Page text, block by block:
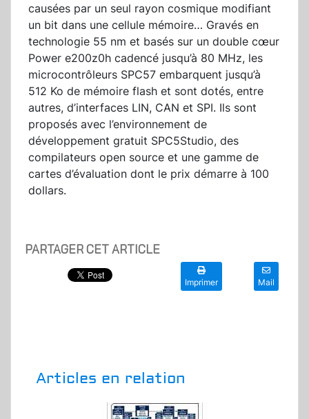
causées par un seul rayon cosmique modifiant
un bit dans une cellule mémoire… Gravés en
technologie 55 nm et basés sur un double cœur
Power e200z0h cadencé jusqu’à 80 MHz, les
microcontrôleurs SPC57 embarquent jusqu’à
512 Ko de mémoire flash et sont dotés, entre
autres, d’interfaces LIN, CAN et SPI. Ils sont
proposés avec l’environnement de
développement gratuit SPC5Studio, des
compilateurs open source et une gamme de
cartes d’évaluation dont le prix démarre à 100
dollars.
PARTAGER CET ARTICLE
Imprimer Mail
Articles en relation